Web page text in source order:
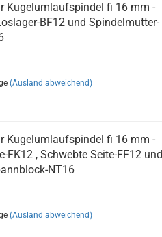
Kugelumlaufspindel fi 16 mm -
BF12 und Spindelmutter-
(Ausland abweichend)
Kugelumlaufspindel fi 16 mm -
FK12 , Schwebte Seite-FF12 und
NT16
(Ausland abweichend)